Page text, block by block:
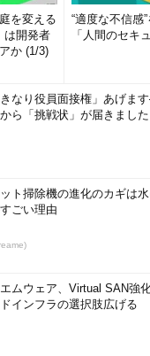
を変える
開発者
か (1/3)
“適度な不信感
「人間のセキ
きなり役員面接権」あげま
ら「挑戦状」が届きました
ト掃除機の進化のカギは
ごい理由
ムウェア、Virtual SAN強
インフラの選択肢広げる